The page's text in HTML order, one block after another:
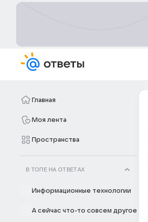
Главная
Моя лента
Пространства
В ТОПЕ НА ОТВЕТАХ
Информационные технологии
А сейчас что-то совсем другое